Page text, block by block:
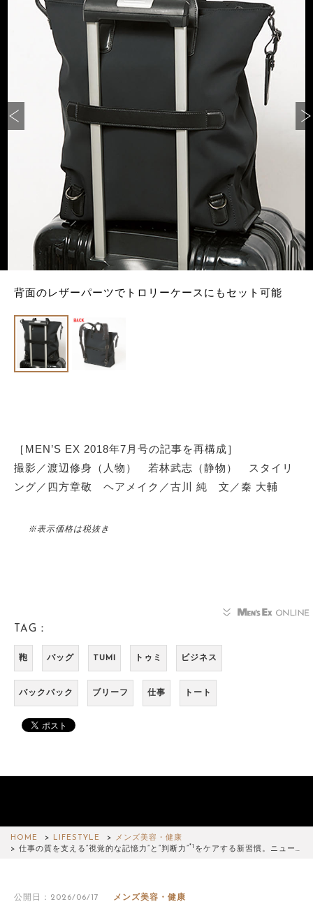
背面のレザーパーツでトロリーケースにもセット可能
［MEN’S EX 2018年7月号の記事を再構成］
撮影／渡辺修身（人物） 若林武志（静物） スタイリ
ング／四方章敬 ヘアメイク／古川 純 文／秦 大輔
※表示価格は税抜き
TAG：
鞄 バッグ TUMI トゥミ ビジネス
バックパック ブリーフ 仕事 トート
HOME LIFESTYLE
メンズ美容・健康
仕事の質を支える“視覚的な記憶力”と“判断力”
*1 をケアする新習慣。ニュー…
公開日：2026/06/17 メンズ美容・健康